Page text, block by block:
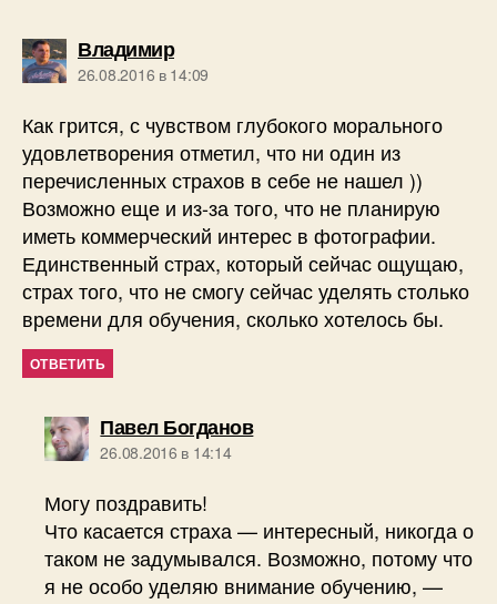
Владимирпишет:
26.08.2016 в 14:09
Как грится, с чувством глубокого морального
удовлетворения отметил, что ни один из
перечисленных страхов в себе не нашел ))
Возможно еще и из-за того, что не планирую
иметь коммерческий интерес в фотографии.
Единственный страх, который сейчас ощущаю,
страх того, что не смогу сейчас уделять столько
времени для обучения, сколько хотелось бы.
ОТВЕТИТЬ
Павел Богдановпишет:
26.08.2016 в 14:14
Могу поздравить!
Что касается страха — интересный, никогда о
таком не задумывался. Возможно, потому что
я не особо уделяю внимание обучению, —